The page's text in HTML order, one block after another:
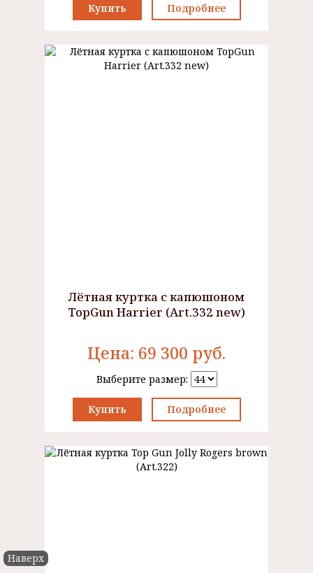
Купить Подробнее
Лётная куртка с капюшоном
TopGun Harrier (Art.332 new)
Цена: 69 300 руб.
Выберите размер:
Купить Подробнее
Наверх